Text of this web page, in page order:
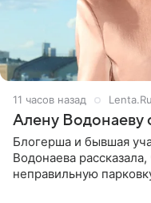
11 часов назад Lenta.Ru
Алену
Блогерша и бывшая
Водонаева
неправильную